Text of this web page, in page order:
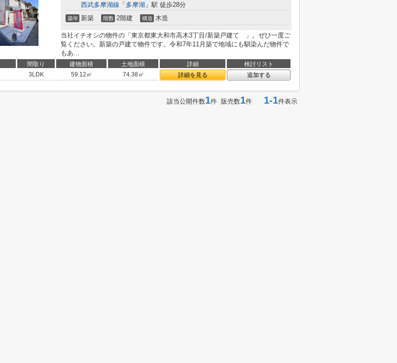
西武多摩湖線 「 多摩湖 」駅 徒歩28分
築年 新築 階数 2階建 構造 木造
当社イチオシの物件の「東京都東大和市高木3丁目/新築戸建て 」。ぜひ一度ご
覧ください。新築の戸建て物件です。令和7年11月築で地域にも馴染んだ物件で
もあ...
間取り 建物面積 土地面積 詳細
検討リスト
3LDK 59.12㎡ 74.38㎡ 詳細を見る 追加する
該当公開件数1件 販売数1件 1-1件表示